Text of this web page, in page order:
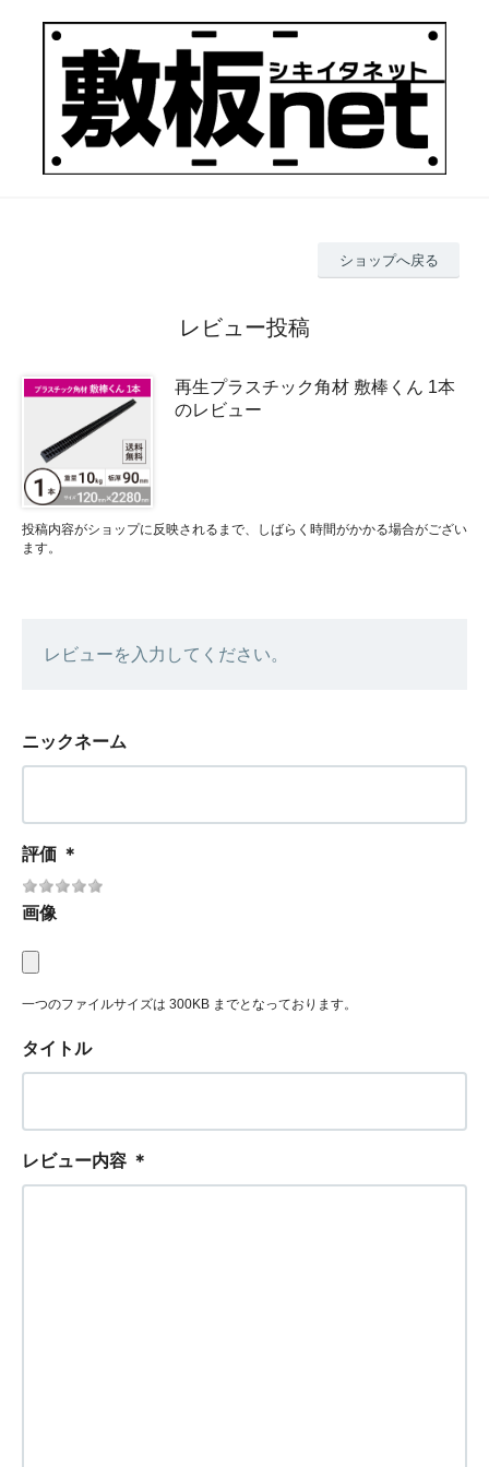
ショップへ戻る
レビュー投稿
再生プラスチック角材 敷棒くん 1本
のレビュー
投稿内容がショップに反映されるまで、しばらく時間がかかる場合がござい
ます。
レビューを入力してください。
ニックネーム
評価 ＊
画像
一つのファイルサイズは 300KB までとなっております。
タイトル
レビュー内容 ＊